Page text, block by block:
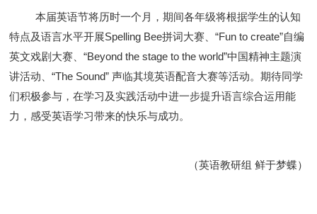
本届英语节将历时一个月，期间各年级将根据学生的认知
特点及语言水平开展Spelling Bee拼词大赛、“Fun to create”自编
英文戏剧大赛、“Beyond the stage to the world”中国精神主题演
讲活动、“The Sound” 声临其境英语配音大赛等活动。期待同学
们积极参与 ，在学习及实践活动中进一步提升语言综合运用能
力，感受英语学习带来的快乐与成功。
（英语教研组 鲜于梦蝶）